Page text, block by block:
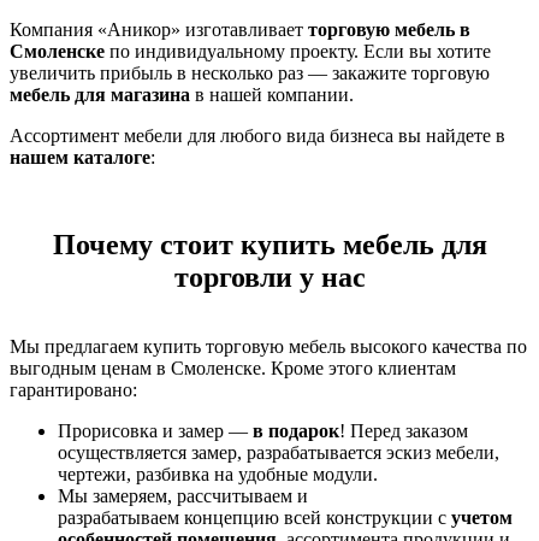
Компания «Аникор» изготавливает торговую мебель в
Смоленске по индивидуальному проекту. Если вы хотите
увеличить прибыль в несколько раз — закажите торговую
мебель для магазина в нашей компании.
Ассортимент мебели для любого вида бизнеса вы найдете в
нашем каталоге:
Почему стоит купить мебель для
торговли у нас
Мы предлагаем купить торговую мебель высокого качества по
выгодным ценам в Смоленске. Кроме этого клиентам
гарантировано:
Прорисовка и замер — в подарок! Перед заказом
осуществляется замер, разрабатывается эскиз мебели,
чертежи, разбивка на удобные модули.
Мы замеряем, рассчитываем и
разрабатываем концепцию всей конструкции с учетом